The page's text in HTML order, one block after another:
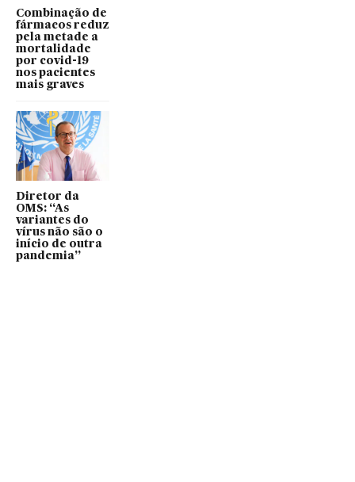
Combinação de
fármacos reduz
pela metade a
mortalidade
por covid-19
nos pacientes
mais graves
Diretor da
OMS: “As
variantes do
vírus não são o
início de outra
pandemia”